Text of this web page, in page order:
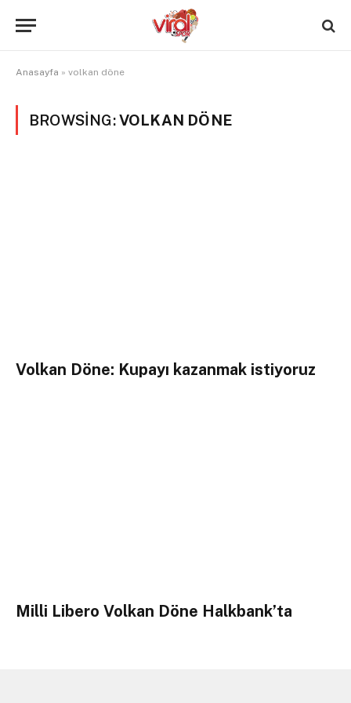
Anasayfa » volkan döne
BROWSING:VOLKAN DÖNE
Volkan Döne: Kupayı kazanmak istiyoruz
Milli Libero Volkan Döne Halkbank’ta